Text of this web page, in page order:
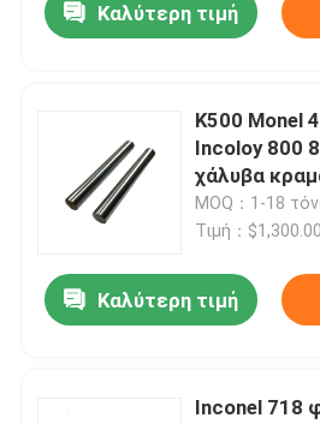
Καλύτερη τιμή
K500 Monel
Incoloy 800
χάλυβα
C276
MOQ：1-18
Τιμή：
Καλύτερη τιμή
Inconel 718